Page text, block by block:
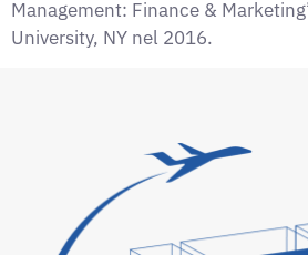
Management: Finance &
University, NY nel 2016.